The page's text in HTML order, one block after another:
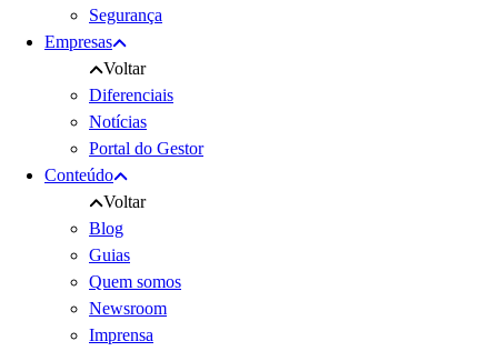
Segurança
Empresas
Voltar
Diferenciais
Notícias
Portal do Gestor
Conteúdo
Voltar
Blog
Guias
Quem somos
Newsroom
Imprensa